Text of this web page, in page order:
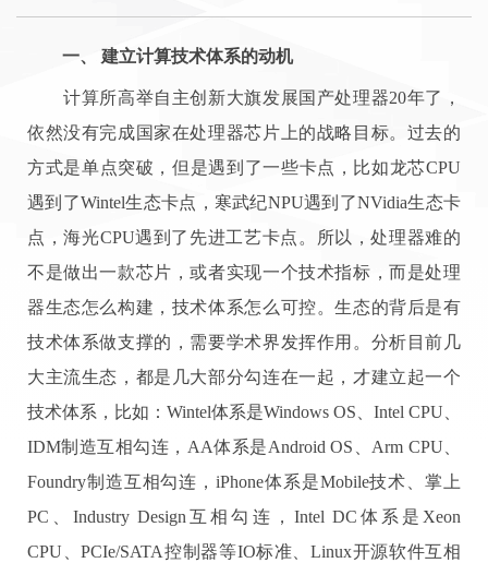
一、 建立计算技术体系的动机
计算所高举自主创新大旗发展国产处理器20年了，
依然没有完成国家在处理器芯片上的战略目标。过去的
方式是单点突破，但是遇到了一些卡点，比如龙芯CPU
遇到了Wintel生态卡点，寒武纪NPU遇到了NVidia生态卡
点，海光CPU遇到了先进工艺卡点。所以，处理器难的
不是做出一款芯片，或者实现一个技术指标，而是处理
器生态怎么构建，技术体系怎么可控。生态的背后是有
技术体系做支撑的，需要学术界发挥作用。分析目前几
大主流生态，都是几大部分勾连在一起，才建立起一个
技术体系，比如： Wintel体系是Windows OS Intel CPU
IDM制造互相勾连， AA体系是Android OS Arm CPU
Foundry制造互相勾连，iPhone体系是Mobile技术、掌上
PC 、Industry Design 互相勾连， Intel DC 体系是 Xeon
CPU 、PCIe/SATA控制器等IO标准、Linux开源软件互相